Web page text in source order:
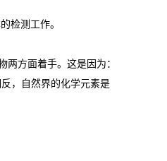
检测工作。
两方面着手。这是因为：
，自然界的化学元素是